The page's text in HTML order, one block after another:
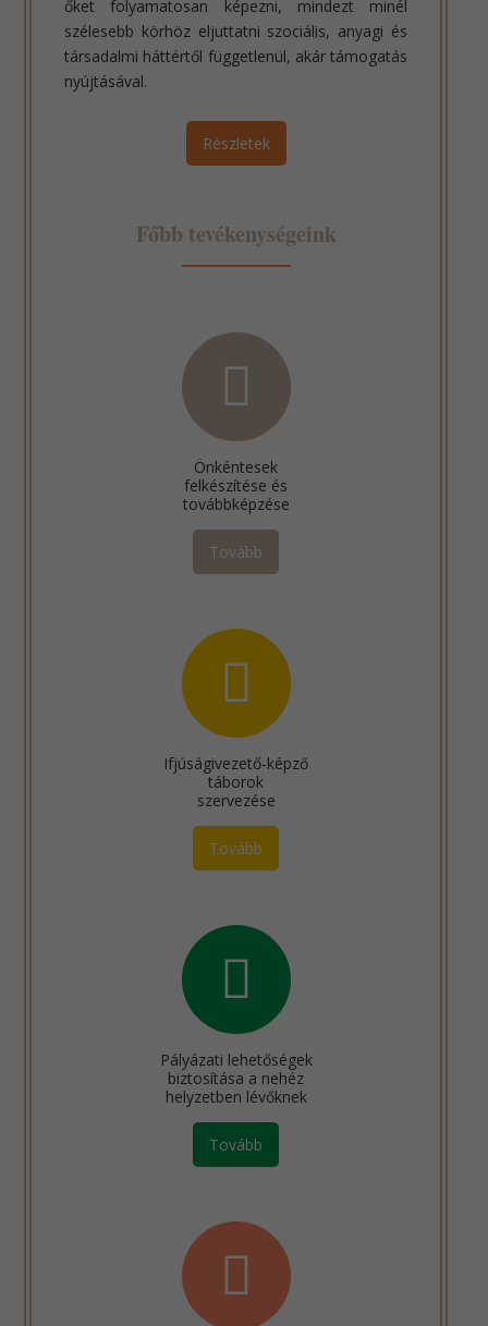
őket folyamatosan képezni, mindezt minél
szélesebb körhöz eljuttatni szociális, anyagi és
társadalmi háttértől függetlenül, akár támogatás
nyújtásával.
Részletek
Főbb tevékenységeink
Önkéntesek
felkészítése és
továbbképzése
Tovább
Ifjúságivezető-képző
táborok
szervezése
Tovább
Pályázati lehetőségek
biztosítása a nehéz
helyzetben lévőknek
Tovább